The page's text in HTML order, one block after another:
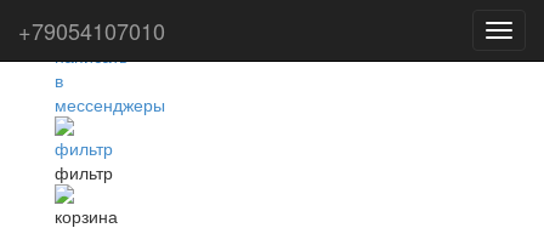
фильтр
+79054107010